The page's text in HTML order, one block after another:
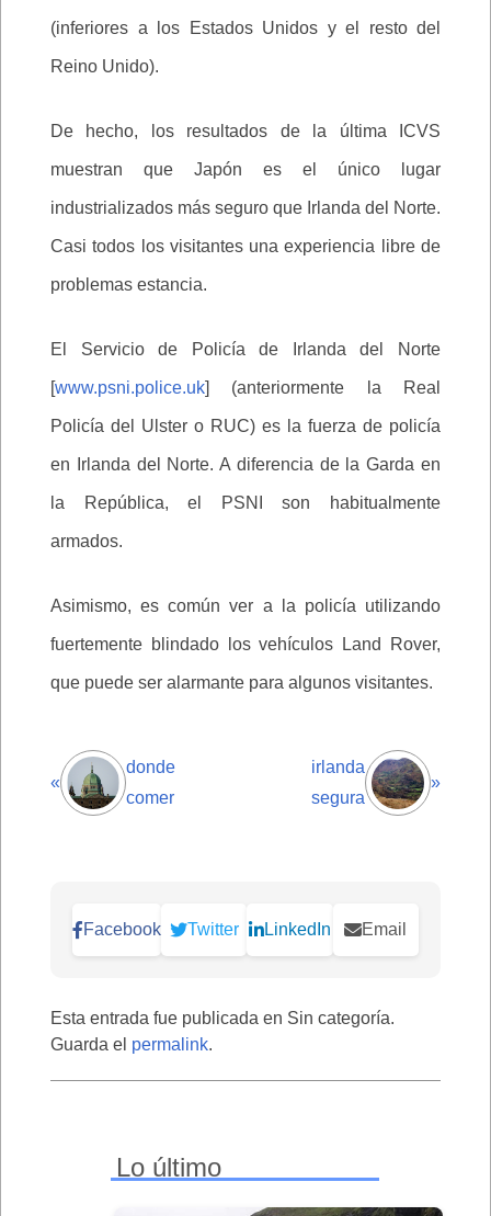
(inferiores a los Estados Unidos y el resto del
Reino Unido).
De hecho, los resultados de la última ICVS
muestran que Japón es el único lugar
industrializados más seguro que Irlanda del Norte.
Casi todos los visitantes una experiencia libre de
problemas estancia.
El Servicio de Policía de Irlanda del Norte
[www.psni.police.uk] (anteriormente la Real
Policía del Ulster o RUC) es la fuerza de policía
en Irlanda del Norte. A diferencia de la Garda en
la República, el PSNI son habitualmente
armados.
Asimismo, es común ver a la policía utilizando
fuertemente blindado los vehículos Land Rover,
que puede ser alarmante para algunos visitantes.
«
donde
comer
irlanda
segura
»
Facebook Twitter LinkedIn Email
Esta entrada fue publicada en Sin categoría.
Guarda el permalink.
Lo último